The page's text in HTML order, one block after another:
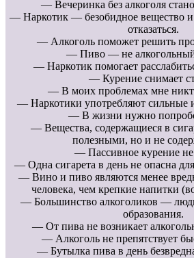
— Вечеринка без алкоголя
— Наркотик — безобидное вещество и
отказаться.
— Алкоголь поможет решить
— Пиво — не
— Наркотик помогает
— Курение снимает
— В моих проблемах мне
— Наркотики употребляют сильные
— В жизни нужно
— Вещества, содержащиеся в
полезными, но и не
— Пассивное курение не
— Одна сигарета в день не опасна
— Вино и пиво являются менее
человека, чем крепкие напитки
— Большинство алкоголиков —
образования.
— От пива не возникает
— Алкоголь не препятствует
— Бутылка пива в день